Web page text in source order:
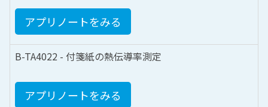
アプリノートをみる
B-TA4022 - 付箋紙の熱伝導率測定
アプリノートをみる